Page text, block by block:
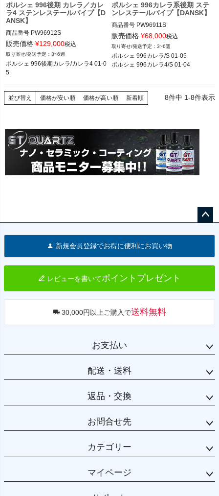
ポルシェ 996後期 カレラ／カレ
ラ4 ステンレステールパイプ【D
ANSK】
商品番号 PW96912S
PW96912S
メーカー型番1：1620703610
メーカー型番2：96.912S
ポルシェ 996後期カレラ/カレラ4 01-0
5
販売価格 ¥129,000税込
3~6週
ポルシェ 996後期カレラ/カレラ4 01-0
5
ポルシェ 996カレラ系後期 ステ
ンレステールパイプ【DANSK】
商品番号 PW96911S
PW96911S
メーカー型番1：1620702510
メーカー型番2:：96.911S
参照型番
販売価格 ¥68,000税込
3~6週
ポルシェ 996カレラ/S 01-05
ポルシェ 996カレラ4/S 01-04
並び替え 価格が安い順 価格が高い順 新着順 8件中 1-8件表示
へ
新規会員登録でお得に便利にお買い物
レビューを書いてポイントプレゼント
30,000円以上ご購入で送料無料
お支払い
配送・送料
返品・交換
お問合せ先
カテゴリー
マイページ